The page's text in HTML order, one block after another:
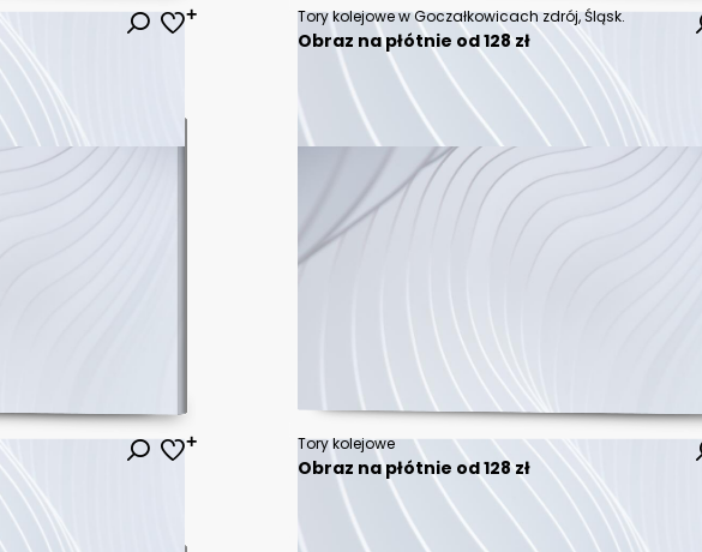
Tory kolejowe w Goczałkowicach zdrój, Śląsk.
Obraz na płótnie od 128 zł
Tory kolejowe
Obraz na płótnie od 128 zł